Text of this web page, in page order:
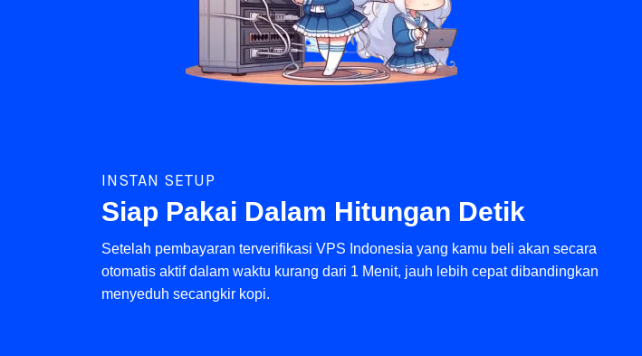
INSTAN SETUP
Siap Pakai Dalam Hitungan Detik
Setelah pembayaran terverifikasi VPS Indonesia yang kamu beli akan secara
otomatis aktif dalam waktu kurang dari 1 Menit, jauh lebih cepat dibandingkan
menyeduh secangkir kopi.